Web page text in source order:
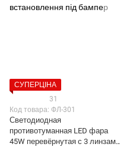
СУПЕРЦІНА
31
Код товара: ФЛ-301
Светодиодная
противотуманная LED фара
45W перевёрнутая с 3 линзами